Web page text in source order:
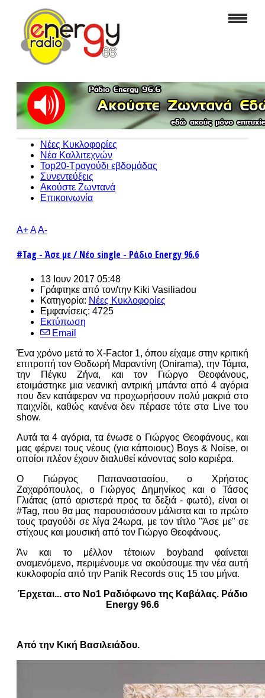
Νέες Κυκλοφορίες
Νέα Καλλιτεχνών
Top20-Τραγούδι εβδομάδας
Συνεντεύξεις
Ακούστε Ζωντανά
Επικοινωνία
A+AA-
#Tag - Άσε με / Νέο single - Ράδιο Energy 96.6
13 Ιουν 2017 05:48
Γράφτηκε από τον/την Kiki Vasiliadou
Κατηγορία: Νέες Κυκλοφορίες
Εμφανίσεις: 4725
Εκτύπωση
Email
Ένα χρόνο μετά το X-Factor 1, όπου είχαμε στην κριτική
επιτροπή τον Θοδωρή Μαραντίνη (Onirama), την Τάμτα,
την Πέγκυ Ζήνα, και τον Γιώργο Θεοφάνους,
ετοιμάστηκε μια νεανική αντρική μπάντα από 4 αγόρια
που δεν κατάφεραν να προχωρήσουν πολύ μακριά στο
παιχνίδι, καθώς κανένα δεν πέρασε τότε στα Live του
show.
Αυτά τα 4 αγόρια, τα ένωσε ο Γιώργος Θεοφάνους, και
μας φέρνει τους νέους (για κάποιους) Boys & Noise, οι
οποίοι πλέον έχουν διαλυθεί κάνοντας solo καριέρα.
Ο Γιώργος Παπαναστασίου, ο Χρήστος
Ζαχαρόπουλος, ο Γιώργος Δημηνίκος και ο Τάσος
Γλιάτας (από αριστερά προς τα δεξιά - φωτό), είναι οι
#Tag, που θα μας παρουσιάσουν μάλιστα και το πρώτο
τους τραγούδι σε λίγα 24ωρα, με τον τίτλο "Άσε με" σε
στίχους και μουσική από τον Γιώργο Θεοφάνους.
Άν και το μέλλον τέτοιων boyband φαίνεται
αναμενόμενο, περιμένουμε να ακούσουμε την νέα αυτή
κυκλοφορία από την Panik Records στις 15 του μήνα.
Έρχεται... στο Νο1 Ραδιόφωνο της Καβάλας. Ράδιο
Energy 96.6
Από την Κική Βασιλειάδου.